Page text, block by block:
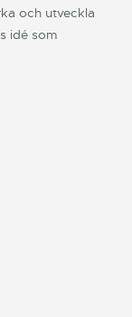
och utveckla
idé som